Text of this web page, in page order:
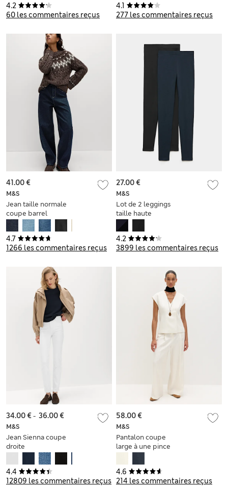
4.2
60 les commentaires reçus
4.1
277 les commentaires reçus
4.7
1266 les commentaires reçus
M&S
Jean taille normale
coupe barrel
41.00 €
4.2
3899 les commentaires reçus
M&S
Lot de 2 leggings
taille haute
27.00 €
4.4
12809 les commentaires reçus
M&S
Jean Sienna coupe
droite
34.00 €- 36.00 €
4.6
214 les commentaires reçus
M&S
Pantalon coupe
large à une pince
58.00 €